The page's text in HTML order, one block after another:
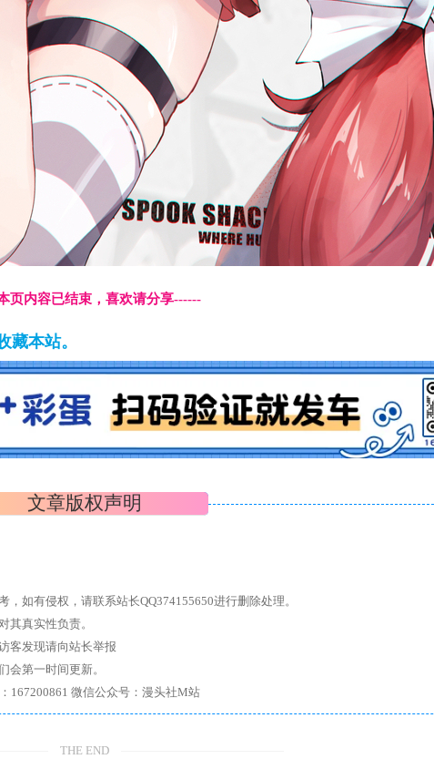
页内容已结束，喜欢请分享------
本站。
文章版权声明
如有侵权，请联系站长QQ374155650进行删除处理。
其真实性负责。
客发现请向站长举报
会第一时间更新。
7、带你进入绅士内部，畅所欲言，释放最真实的自我官方qq群：167200861 微信公众号：漫头社M站
THE END